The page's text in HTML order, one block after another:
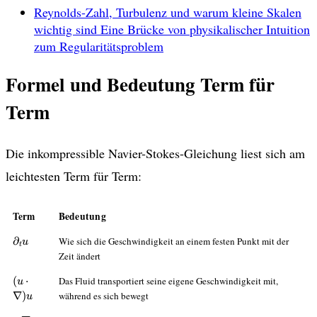
Reynolds-Zahl, Turbulenz und warum kleine Skalen
wichtig sind Eine Brücke von physikalischer Intuition
zum Regularitätsproblem
Formel und Bedeutung Term für
Term
Die inkompressible Navier-Stokes-Gleichung liest sich am
leichtesten Term für Term:
Term Bedeutung
\partial_t
∂tu
Wie sich die Geschwindigkeit an einem festen Punkt mit der
Zeit ändert
(u \cdot
\nabla)u
(u ⋅
∇)u
Das Fluid transportiert seine eigene Geschwindigkeit mit,
während es sich bewegt